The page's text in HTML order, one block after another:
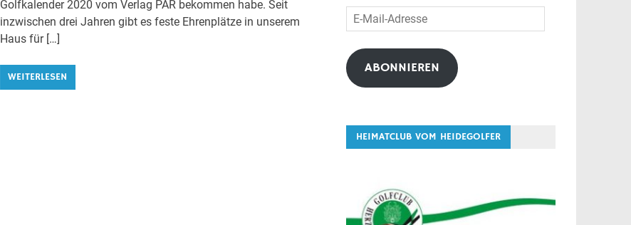
Golfkalender 2020 vom Verlag PAR bekommen habe. Seit
inzwischen drei Jahren gibt es feste Ehrenplätze in unserem
Haus für […]
WEITERLESEN
E-
Mail-
Adresse
ABONNIEREN
HEIMATCLUB VOM HEIDEGOLFER